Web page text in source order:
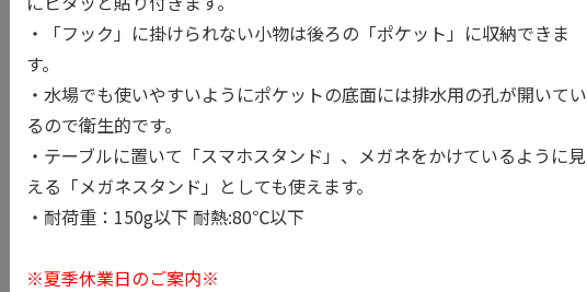
・「フック」に掛けられない小物は後ろの「ポケット」に収納できま
す。
・水場でも使いやすいようにポケットの底面には排水用の孔が開いてい
るので衛生的です。
・テーブルに置いて「スマホスタンド」、メガネをかけているように見
える「メガネスタンド」としても使えます。
・耐荷重：150g以下 耐熱:80℃以下
※夏季休業日のご案内※